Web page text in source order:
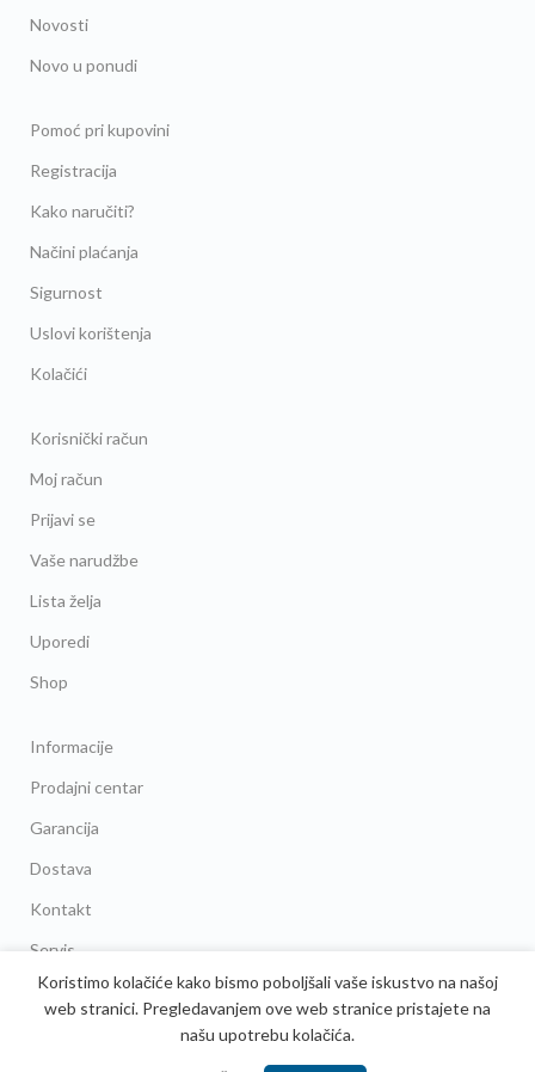
Novosti
Novo u ponudi
Pomoć pri kupovini
Registracija
Kako naručiti?
Načini plaćanja
Sigurnost
Uslovi korištenja
Kolačići
Korisnički račun
Moj račun
Prijavi se
Vaše narudžbe
Lista želja
Uporedi
Shop
Informacije
Prodajni centar
Garancija
Dostava
Kontakt
Servis
FAQs
Koristimo kolačiće kako bismo poboljšali vaše iskustvo na našoj
web stranici. Pregledavanjem ove web stranice pristajete na
našu upotrebu kolačića.